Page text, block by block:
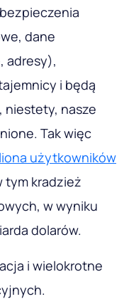
dane
adresy),
i będą
niestety, nasze
Tak więc
użytkowników
tym kradzież
w wyniku
dolarów.
i wielokrotne